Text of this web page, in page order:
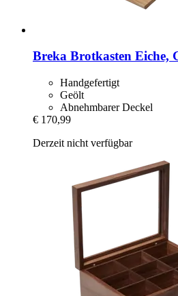
Breka Brotkasten Eiche,
Handgefertigt
Geölt
Abnehmbarer Deckel
€ 170,99
Derzeit nicht verfügbar